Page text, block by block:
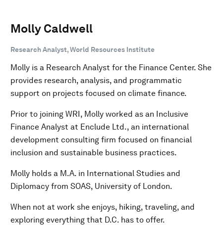
Molly Caldwell
Research Analyst, World Resources Institute
Molly is a Research Analyst for the Finance Center. She
provides research, analysis, and programmatic
support on projects focused on climate finance.
Prior to joining WRI, Molly worked as an Inclusive
Finance Analyst at Enclude Ltd., an international
development consulting firm focused on financial
inclusion and sustainable business practices.
Molly holds a M.A. in International Studies and
Diplomacy from SOAS, University of London.
When not at work she enjoys, hiking, traveling, and
exploring everything that D.C. has to offer.